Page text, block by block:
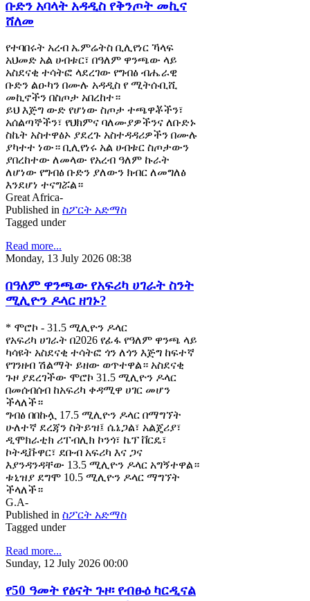
ቡድን አባላት አዳዲስ የቅንጦት መኪና
ሸለመ
የተባበሩት አረብ ኤምሬትስ ቢሊየነር ኻላፍ
አህመድ አል ሀብቱር፣ በዓለም ዋንጫው ላይ
አስደናቂ ተሳትፎ ላደረገው የግብፅ ብሔራዊ
ቡድን ልዑካን በሙሉ አዳዲስ የ ሚትሱቢሺ
መኪኖችን በስጦታ አበረከተ።
ይህ እጅግ ውድ የሆነው ስጦታ ተጫዋቾችን፣
አሰልጣኞችን፣ የህክምና ባለሙያዎችንና ለቡድኑ
ስኬት አስተዋፅኦ ያደረጉ አስተዳዳሪዎችን በሙሉ
ያካተተ ነው። ቢሊየነሩ አል ሀብቱር ስጦታውን
ያበረከተው ለመላው የአረብ ዓለም ኩራት
ለሆነው የግብፅ ቡድን ያለውን ክብር ለመግለፅ
እንደሆነ ተናግሯል።
Great Africa-
Published in ስፖርት አድማስ
Tagged under
Read more...
Monday, 13 July 2026 08:38
በዓለም ዋንጫው የአፍሪካ ሀገራት ስንት
ሚሊዮን ዶላር ዘገኑ?
* ሞሮኮ - 31.5 ሚሊዮን ዶላር
የአፍሪካ ሀገራት በ2026 የፊፋ የዓለም ዋንጫ ላይ
ካሳዩት አስደናቂ ተሳትፎ ጎን ለጎን እጅግ ከፍተኛ
የገንዘብ ሽልማት ይዘው ወጥተዋል። አስደናቂ
ጉዞ ያደረገችው ሞሮኮ 31.5 ሚሊዮን ዶላር
በመሰብሰብ ከአፍሪካ ቀዳሚዋ ሀገር መሆን
ችላለች።
ግብፅ በበኩሏ 17.5 ሚሊዮን ዶላር በማግኘት
ሁለተኛ ደረጃን ስትይዝ፤ ሴኔጋል፣ አልጄሪያ፣
ዲሞክራቲክ ሪፐብሊክ ኮንጎ፣ ኬፕ ቨርዴ፣
ኮትዲቩዋር፣ ደቡብ አፍሪካ እና ጋና
እያንዳንዳቸው 13.5 ሚሊዮን ዶላር አግኝተዋል።
ቱኒዝያ ደግሞ 10.5 ሚሊዮን ዶላር ማግኘት
ችላለች።
G.A-
Published in ስፖርት አድማስ
Tagged under
Read more...
Sunday, 12 July 2026 00:00
የ50 ዓመት የፅናት ጉዞ፡ የብፁዕ ካርዲናል